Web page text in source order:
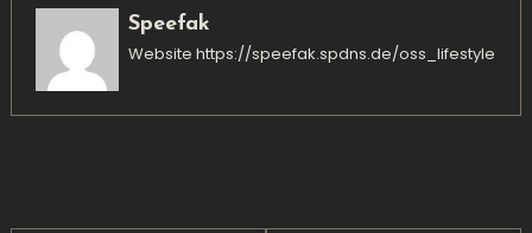
Speefak
Website https://speefak.spdns.de/oss_lifestyle